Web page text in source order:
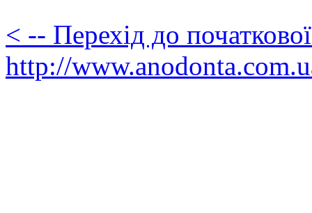
< -- Перехід до
http://